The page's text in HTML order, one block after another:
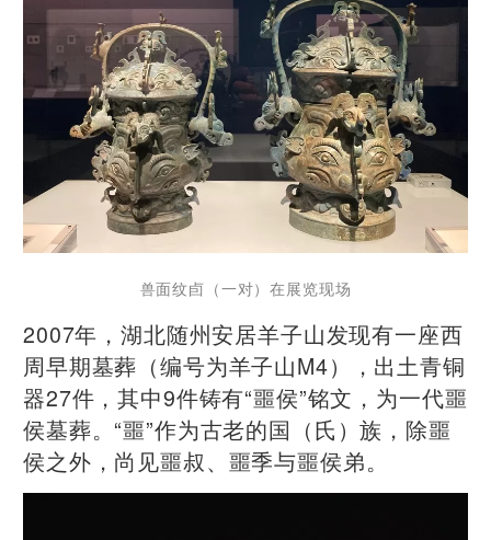
兽面纹卣（一对）在展览现场
2007年，湖北随州安居羊子山发现有一座西
周早期墓葬（编号为羊子山M4），出土青铜
器27件，其中9件铸有“噩侯”铭文，为一代噩
侯墓葬。“噩”作为古老的国（氏）族，除噩
侯之外，尚见噩叔、噩季与噩侯弟。